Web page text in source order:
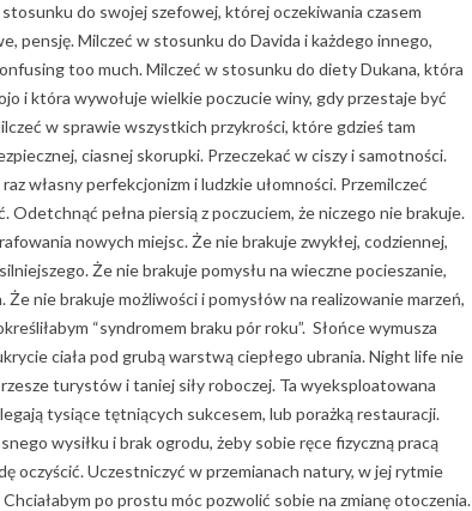
do swojej szefowej, której oczekiwania czasem
pensję. Milczeć w stosunku do Davida i każdego innego,
too much. Milczeć w stosunku do diety Dukana, która
i która wywołuje wielkie poczucie winy, gdy przestaje być
w sprawie wszystkich przykrości, które gdzieś tam
ciasnej skorupki. Przeczekać w ciszy i samotności.
własny perfekcjonizm i ludzkie ułomności. Przemilczeć
pełna piersią z poczuciem, że niczego nie brakuje.
nowych miejsc. Że nie brakuje zwykłej, codziennej,
Że nie brakuje pomysłu na wieczne pocieszanie,
nie brakuje możliwości i pomysłów na realizowanie marzeń,
“syndromem braku pór roku”. Słońce wymusza
ciała pod grubą warstwą ciepłego ubrania. Night life nie
turystów i taniej siły roboczej. Ta wyeksploatowana
tysiące tętniących sukcesem, lub porażką restauracji.
wysiłku i brak ogrodu, żeby sobie ręce fizyczną pracą
oczyścić. Uczestniczyć w przemianach natury, w jej rytmie
po prostu móc pozwolić sobie na zmianę otoczenia.